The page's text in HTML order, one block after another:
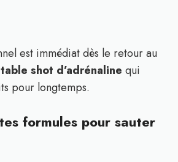
est immédiat dès le retour au
shot d’adrénaline qui
pour longtemps.
formules pour sauter